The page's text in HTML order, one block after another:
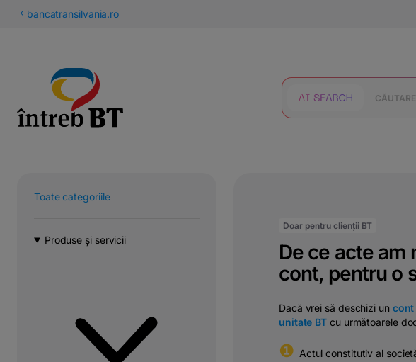
кириллица
bancatransilvania.ro
CĂUTARE
Toate categoriile
Produse și servicii
Doar pentru clienții BT
De ce acte am
cont, pentru o
Dacă vrei să deschizi un cont
unitate BT cu următoarele
❶ Actul constitutiv al